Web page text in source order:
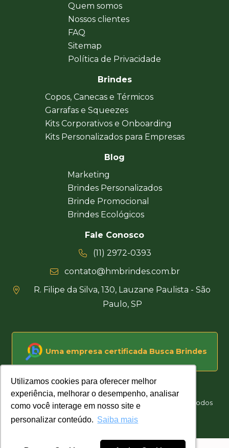
Utilizamos cookies para oferecer melhor
experiência, melhorar o desempenho, analisar
como você interage em nosso site e
personalizar conteúdo. Saiba mais
Utilizamos cookies para oferecer melhor
experiência, melhorar o desempenho, analisar
como você interage em nosso site e
personalizar conteúdo. Saiba mais
Quem somos
Nossos clientes
FAQ
Sitemap
Política de Privacidade
Brindes
Copos, Canecas e Térmicos
Garrafas e Squeezes
Kits Corporativos e Onboarding
Kits Personalizados para Empresas
Blog
Marketing
Brindes Personalizados
Brinde Promocional
Brindes Ecológicos
Fale Conosco
(11) 2972-0393
contato@hmbrindes.com.br
R. Filipe da Silva, 130, Lauzane Paulista - São
Paulo, SP
Uma empresa certificada Busca Brindes
Hakuna Matata Brindes Corporativos Personalizados © Todos
os direitos reservados